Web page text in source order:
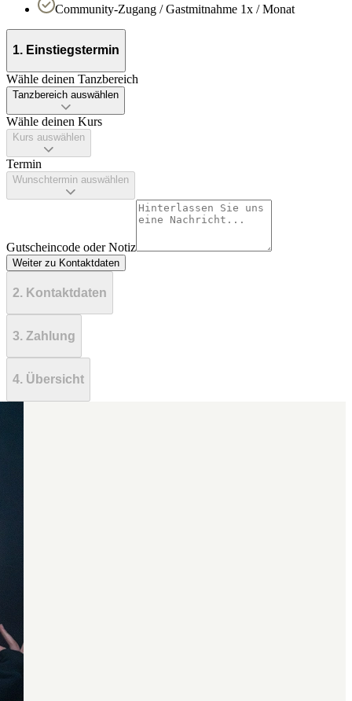
Community-Zugang / Gastmitnahme 1x / Monat
1. Einstiegstermin
Wähle deinen Tanzbereich
Tanzbereich auswählen
Wähle deinen Kurs
Kurs auswählen
Termin
Wunschtermin auswählen
Gutscheincode oder Notiz
Weiter zu Kontaktdaten
2. Kontaktdaten
3. Zahlung
4. Übersicht